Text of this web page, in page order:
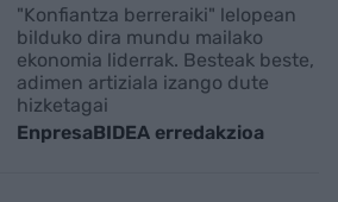
"Konfiantza berreraiki" lelopean
bilduko dira mundu mailako
ekonomia liderrak. Besteak beste,
adimen artiziala izango dute
hizketagai
EnpresaBIDEA erredakzioa